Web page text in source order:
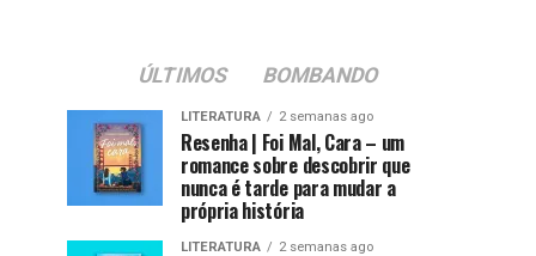
ÚLTIMOS BOMBANDO
LITERATURA 2 semanas ago
Resenha | Foi Mal, Cara – um
romance sobre descobrir que
nunca é tarde para mudar a
própria história
LITERATURA 2 semanas ago